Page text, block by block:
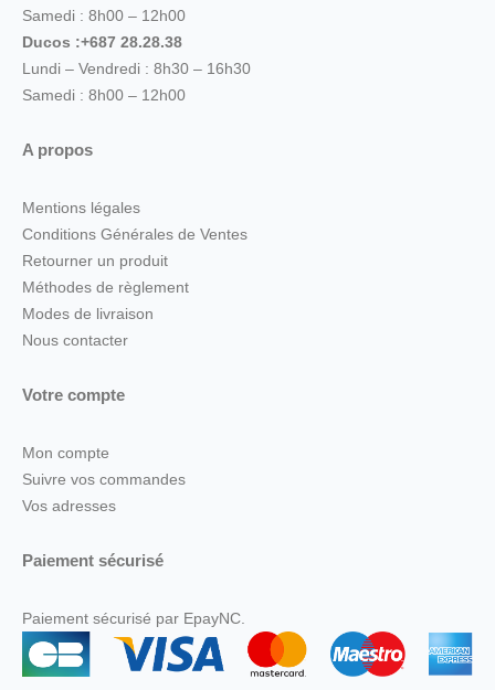
Samedi : 8h00 – 12h00
Ducos :+687 28.28.38
Lundi – Vendredi : 8h30 – 16h30
Samedi : 8h00 – 12h00
A propos
Mentions légales
Conditions Générales de Ventes
Retourner un produit
Méthodes de règlement
Modes de livraison
Nous contacter
Votre compte
Mon compte
Suivre vos commandes
Vos adresses
Paiement sécurisé
Paiement sécurisé par EpayNC.